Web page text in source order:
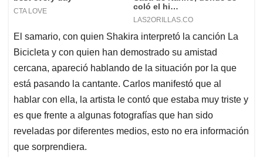
El samario, con quien Shakira interpretó la canción La
Bicicleta y con quien han demostrado su amistad
cercana, apareció hablando de la situación por la que
está pasando la cantante. Carlos manifestó que al
hablar con ella, la artista le contó que estaba muy triste y
es que frente a algunas fotografías que han sido
reveladas por diferentes medios, esto no era información
que sorprendiera.